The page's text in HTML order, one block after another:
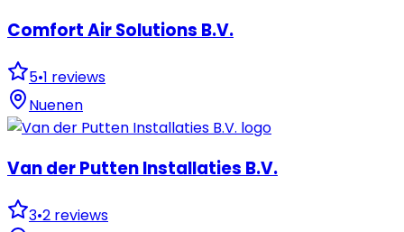
Comfort Air Solutions B.V.
5•1 reviews
Nuenen
Van der Putten Installaties B.V.
3•2 reviews